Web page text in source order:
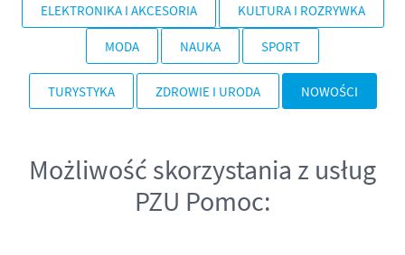
ELEKTRONIKA I AKCESORIA KULTURA I ROZRYWKA
MODA NAUKA SPORT
TURYSTYKA ZDROWIE I URODA NOWOŚCI
Możliwość skorzystania z usług
PZU Pomoc: